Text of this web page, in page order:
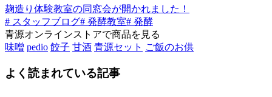
麹造り体験教室の同窓会が開かれました！
# スタッフブログ# 発酵教室# 発酵
青源オンラインストアで商品を見る
味噌 pedio 餃子 甘酒 青源セット ご飯のお供
よく読まれている記事